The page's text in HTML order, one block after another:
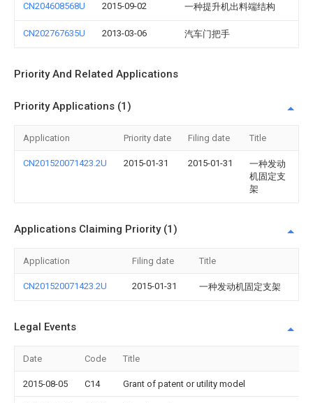
CN204608568U 2015-09-02 一种提升机出料端结构
CN202767635U 2013-03-06 汽车门把手
Priority And Related Applications
Priority Applications (1)
Application Priority date Filing date Title
CN201520071423.2U 2015-01-31 2015-01-31
一种发动
机固定支
架
Applications Claiming Priority (1)
Application Filing date Title
CN201520071423.2U 2015-01-31 一种发动机固定支架
Legal Events
Date Code Title
2015-08-05 C14 Grant of patent or utility model